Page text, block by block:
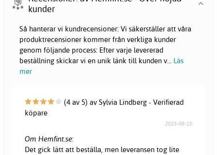
kunder
Så hanterar vi kundrecensioner: Vi säkerställer att våra
produktrecensioner kommer från verkliga kunder
genom följande process: Efter varje levererad
beställning skickar vi en unik länk till kunden v... Läs
mer
(4 av 5) av Sylvia Lindberg - Verifierad
köpare
2025-08-10
Om Hemfint.se:
Det gick lätt att beställa, men leveransen tog lite